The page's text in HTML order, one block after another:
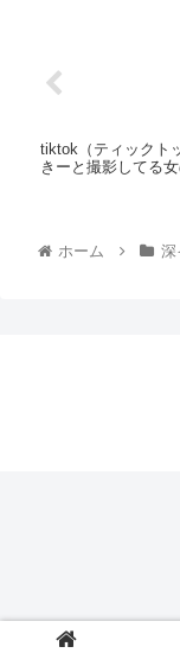
tiktok（ティックト
きーと撮影してる
ホーム 深